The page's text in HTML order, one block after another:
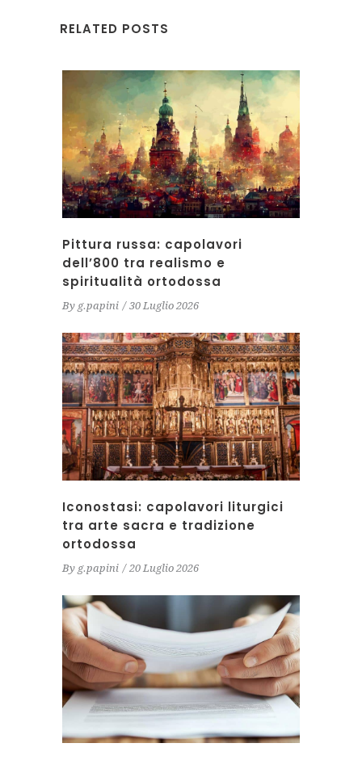
RELATED POSTS
Pittura russa: capolavori
dell’800 tra realismo e
spiritualità ortodossa
By g.papini 30 Luglio 2026
Iconostasi: capolavori liturgici
tra arte sacra e tradizione
ortodossa
By g.papini 20 Luglio 2026